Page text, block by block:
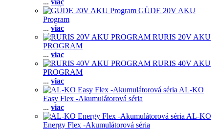
... viac
GÜDE 20V AKU
Program
... viac
RURIS 20V AKU
PROGRAM
... viac
RURIS 40V AKU
PROGRAM
... viac
AL-KO
Easy Flex -Akumulátorová séria
... viac
AL-KO
Energy Flex -Akumulátorová séria